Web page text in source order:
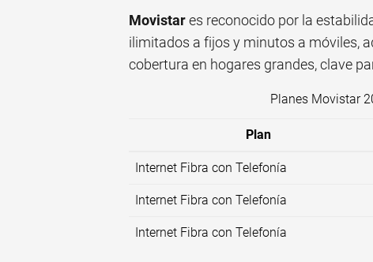
Movistares reconocido por la
ilimitados a fijos y minutos a móviles,
cobertura en hogares grandes, clave
Planes Movistar
Plan
Internet Fibra con Telefonía
Internet Fibra con Telefonía
Internet Fibra con Telefonía